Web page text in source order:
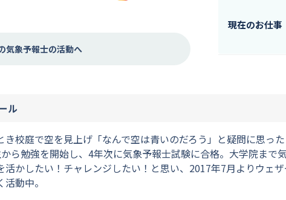
気象予報士の活動へ
現在のお仕事
ル
き校庭で空を見上げ「なんで空は青いのだろう」と疑問に思っ
ら勉強を開始し、4年次に気象予報士試験に合格。大学院ま
活かしたい！チャレンジしたい！と思い、2017年7月よりウェ
動中。